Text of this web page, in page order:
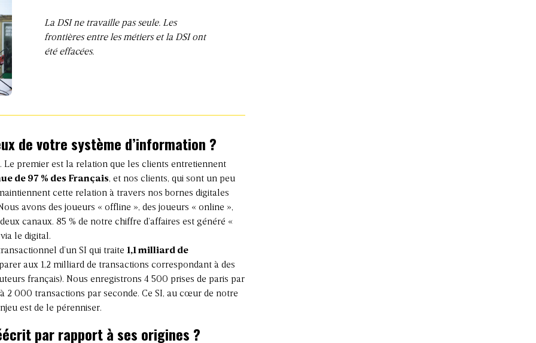
La DSI ne travaille pas seule. Les
frontières entre les métiers et la DSI ont
été effacées.
de votre système d’information ?
Le premier est la relation que les clients entretiennent
de 97 % des Français, et nos clients, qui sont un peu
cette relation à travers nos bornes digitales
avons des joueurs « offline », des joueurs « online »,
canaux. 85 % de notre chiffre d’affaires est généré «
le digital.
d’un SI qui traite 1,1 milliard de
aux 1,2 milliard de transactions correspondant à des
français). Nous enregistrons 4 500 prises de paris par
2 000 transactions par seconde. Ce SI, au cœur de notre
est de le pérenniser.
par rapport à ses origines ?